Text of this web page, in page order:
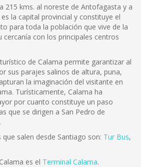
215 kms. al noreste de Antofagasta y a
es la capital provincial y constituye el
para toda la población que vive de la
cercanía con los principales centros
de Calama permite garantizar al
sus parajes salinos de altura, puna,
la imaginación del visitante en
Turísticamente, Calama ha
por cuanto constituye un paso
que se dirigen a San Pedro de
salen desde Santiago son: Tur Bus,
es el Terminal Calama.